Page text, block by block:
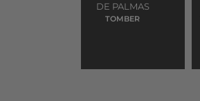
DE PALMAS
TOMBER